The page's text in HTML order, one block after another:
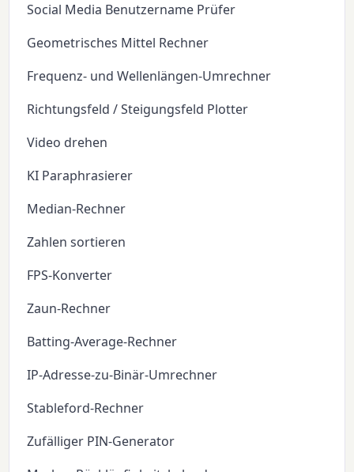
Social Media Benutzername Prüfer
Geometrisches Mittel Rechner
Frequenz- und Wellenlängen-Umrechner
Richtungsfeld / Steigungsfeld Plotter
Video drehen
KI Paraphrasierer
Median-Rechner
Zahlen sortieren
FPS-Konverter
Zaun-Rechner
Batting-Average-Rechner
IP-Adresse-zu-Binär-Umrechner
Stableford-Rechner
Zufälliger PIN-Generator